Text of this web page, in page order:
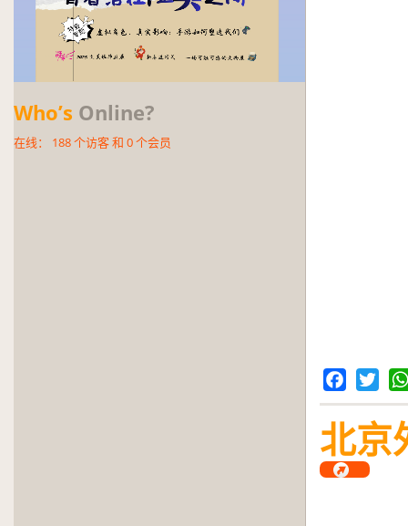
Who’s Online?
在线： 188个访客 和 0个会员
Facebook
Twitter
北京